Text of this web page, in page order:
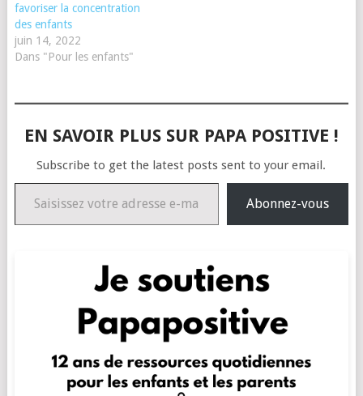
favoriser la concentration
des enfants
juin 14, 2022
Dans "Pour les enfants"
EN SAVOIR PLUS SUR PAPA POSITIVE !
Subscribe to get the latest posts sent to your email.
Saisissez votre adresse e-mail…
Abonnez-vous